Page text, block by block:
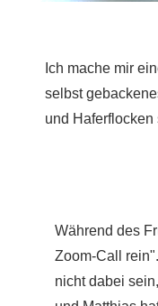
Ich mache mir
selbst
und Haferflocken
Während des
Zoom-Call
nicht dabei